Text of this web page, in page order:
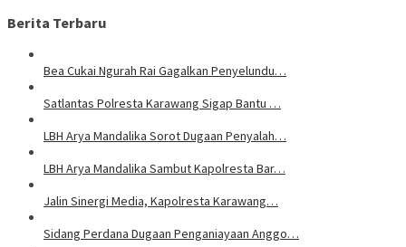
Berita Terbaru
Bea Cukai Ngurah Rai Gagalkan Penyelundu…
Satlantas Polresta Karawang Sigap Bantu …
LBH Arya Mandalika Sorot Dugaan Penyalah…
LBH Arya Mandalika Sambut Kapolresta Bar…
Jalin Sinergi Media, Kapolresta Karawang…
Sidang Perdana Dugaan Penganiayaan Anggo…